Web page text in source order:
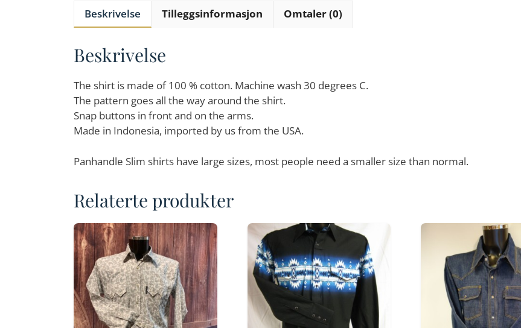
Beskrivelse Tilleggsinformasjon Omtaler (0)
Beskrivelse
The shirt is made of 100 % cotton. Machine wash 30 degrees C.
The pattern goes all the way around the shirt.
Snap buttons in front and on the arms.
Made in Indonesia, imported by us from the USA.
Panhandle Slim shirts have large sizes, most people need a smaller size than normal.
Relaterte produkter